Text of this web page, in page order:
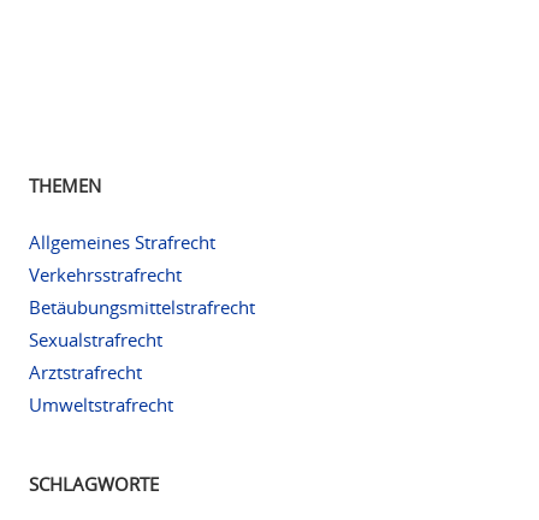
THEMEN
Allgemeines Strafrecht
Verkehrsstrafrecht
Betäubungsmittelstrafrecht
Sexualstrafrecht
Arztstrafrecht
Umweltstrafrecht
SCHLAGWORTE